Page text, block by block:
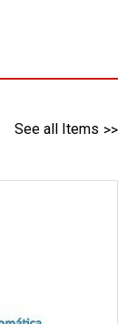
See all Items